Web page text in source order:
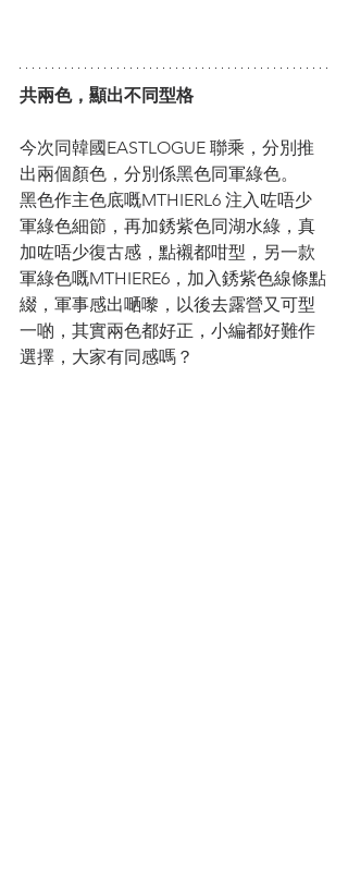
共兩色，顯出不同型格
今次同韓國EASTLOGUE 聯乘，分別推
出兩個顏色，分別係黑色同軍綠色。
黑色作主色底嘅MTHIERL6 注入咗唔少
軍綠色細節，再加銹紫色同湖水綠，真
加咗唔少復古感，點襯都咁型，另一款
軍綠色嘅MTHIERE6，加入銹紫色線條點
綴，軍事感出嗮嚟，以後去露營又可型
一啲，其實兩色都好正，小編都好難作
選擇，大家有同感嗎？